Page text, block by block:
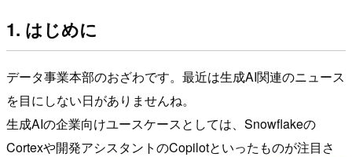
1. はじめに
データ事業本部のおざわです。最近は生成AI関連のニュース
を目にしない日がありませんね。
生成AIの企業向けユースケースとしては、Snowflakeの
Cortexや開発アシスタントのCopilotといったものが注目さ